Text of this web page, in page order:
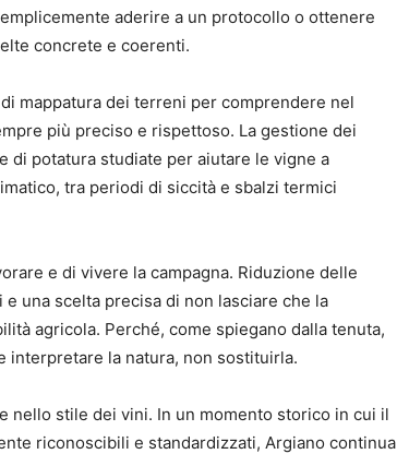
aderire a un protocollo o ottenere
concrete e coerenti.
mappatura dei terreni per comprendere nel
più preciso e rispettoso. La gestione dei
di potatura studiate per aiutare le vigne a
tra periodi di siccità e sbalzi termici
e di vivere la campagna. Riduzione delle
una scelta precisa di non lasciare che la
agricola. Perché, come spiegano dalla tenuta,
interpretare la natura, non sostituirla.
nello stile dei vini. In un momento storico in cui il
riconoscibili e standardizzati, Argiano continua